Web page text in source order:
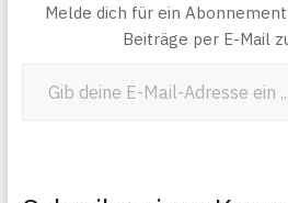
Melde dich für ein
Beiträge per E-Mail